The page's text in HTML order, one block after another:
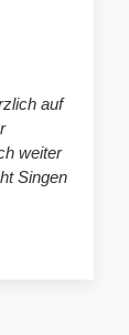
auf
weiter
Singen